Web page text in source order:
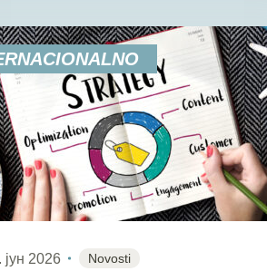
јун 2026 Novosti